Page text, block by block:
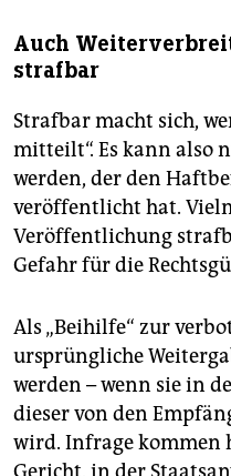
Auch
strafbar
Strafbar macht sich,
mitteilt“. Es kann also
werden, der den
veröffentlicht hat.
Veröffentlichung
Gefahr für die
Als „Beihilfe“ zur
ursprüngliche
werden – wenn sie in
dieser von den
wird. Infrage kommen